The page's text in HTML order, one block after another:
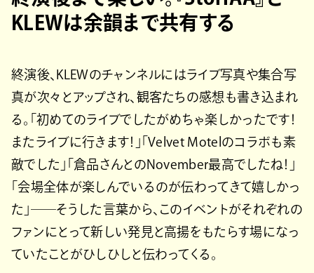
KLEWは余韻まで共有する
終演後、KLEWのチャンネルにはライブ写真や集合写
真が次々とアップされ、観客たちの感想も書き込まれ
る。「初めてのライブでしたがめちゃ楽しかったです！
またライブに行きます！」「Velvet Motelのコラボも素
敵でした」「倉品さんとのNovember最高でしたね！」
「会場全体が楽しんでいるのが伝わってきて嬉しかっ
た」──そうした言葉から、このイベントがそれぞれの
ファンにとって新しい発見と高揚をもたらす場になっ
ていたことがひしひしと伝わってくる。